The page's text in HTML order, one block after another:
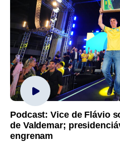
Podcast: Vice de Flávio
de Valdemar;
engrenam